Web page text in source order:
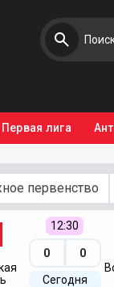
Первая лига
первенство
12:30
0 0
Сегодня